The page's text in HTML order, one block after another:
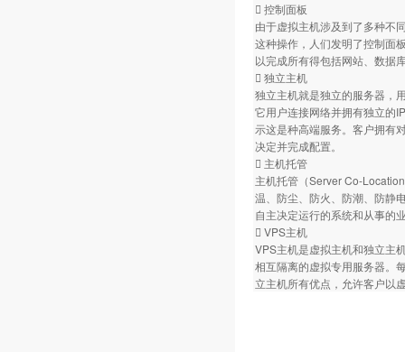
 控制面板
由于虚拟主机涉及到了多种不
这种操作，人们发明了控制面
以完成所有得包括网站、数据
 独立主机
独立主机就是独立的服务器，
它用户连接网络并拥有独立的
示这是种高端服务。客户拥有
决定并完成配置。
 主机托管
主机托管（Server Co-
温、防尘、防火、防潮、防静
自主决定运行的系统和从事的
 VPS主机
VPS主机是虚拟主机和独立主
相互隔离的虚拟专用服务器。
立主机所有优点，允许客户以